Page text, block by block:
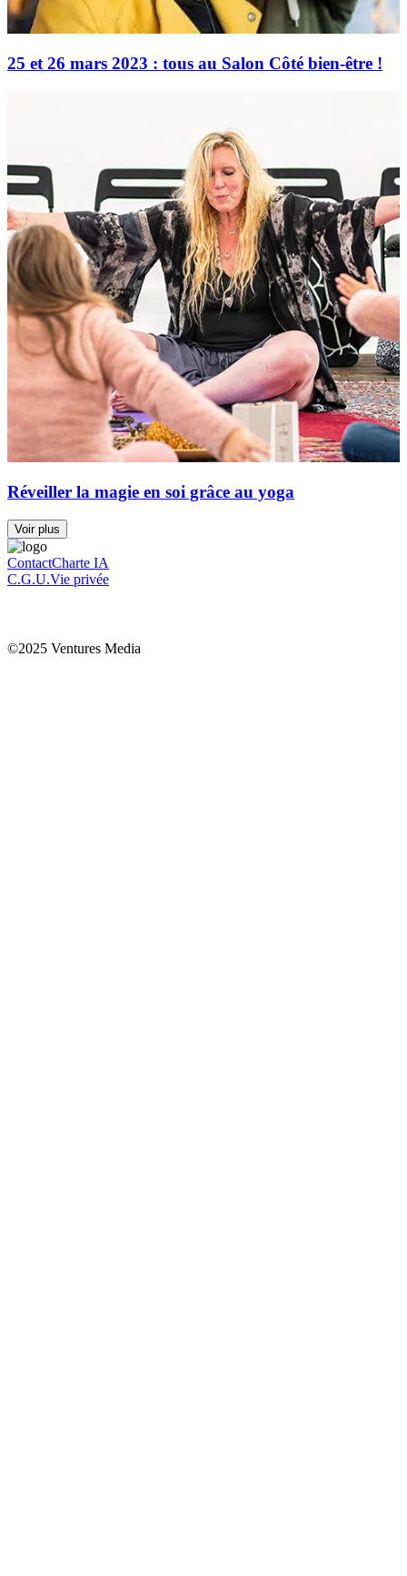
25 et 26 mars 2023 : tous au Salon Côté bien-être !
Réveiller la magie en soi grâce au yoga
Voir plus
ContactCharte IA
C.G.U.Vie privée
©2025 Ventures Media